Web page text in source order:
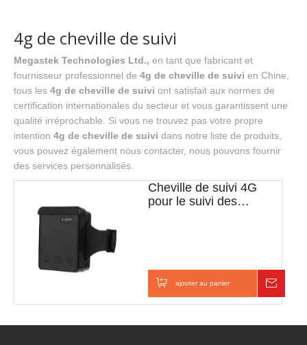
4g de cheville de suivi
Megastek Technologies Ltd., en tant que fabricant et
fournisseur professionnel de 4g de cheville de suivi en Chine,
tous les 4g de cheville de suivi ont satisfait aux normes de
certification internationales du secteur et vous garantissent une
qualité irréprochable. Si vous ne trouvez pas votre propre
intention 4g de cheville de suivi dans notre liste de produits,
vous pouvez également nous contacter, nous pouvons fournir
des services personnalisés.
Cheville de suivi 4G
pour le suivi des
ajouter au panier